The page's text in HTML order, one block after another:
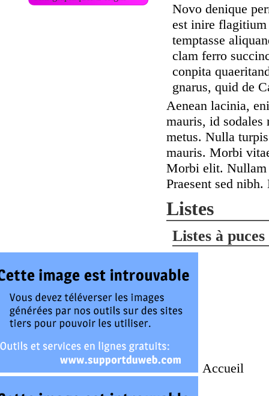
Novo denique
est inire flagitium
temptasse
clam ferro
conpita
gnarus, quid de
Aenean lacinia,
mauris, id sodales
metus. Nulla
mauris. Morbi
Morbi elit. Nullam
Praesent sed
Listes
Listes à puces
Accueil